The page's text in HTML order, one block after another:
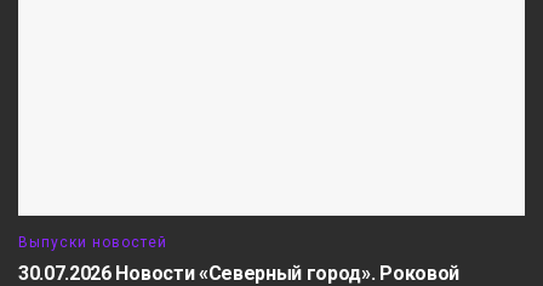
Выпуски новостей
30.07.2026 Новости «Северный город». Роковой